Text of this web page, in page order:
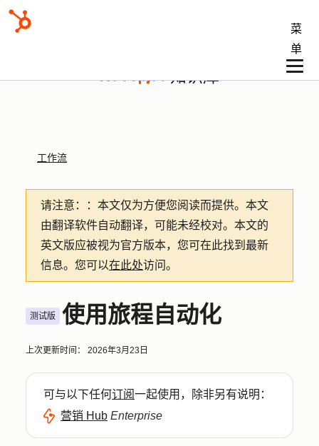
菜
单
知识库
工作流
请注意： ：本文仅为方便您阅读而提供。 本文
由翻译软件自动翻译，可能未经校对。本文的
英文版应被视为官方版本，您可在此找到最新
信息。您可以在此处访问。
测试版 使用旅程自动化
上次更新时间： 2026年3月23日
可与以下任何订阅一起使用，除非另有说明：
营销 Hub Enterprise